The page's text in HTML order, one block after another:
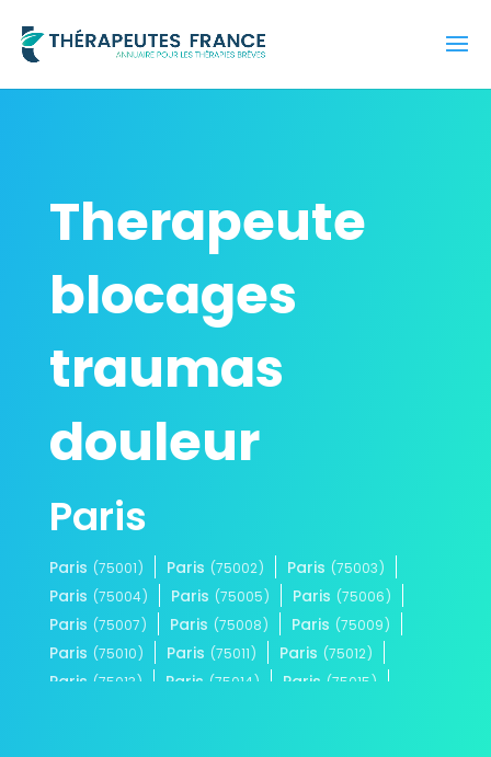
Therapeute
blocages
traumas
douleur
Paris
Paris (75001) Paris (75002) Paris (75003)
Paris (75004) Paris (75005) Paris (75006)
Paris (75007) Paris (75008) Paris (75009)
Paris (75010) Paris (75011) Paris (75012)
Paris (75013) Paris (75014) Paris (75015)